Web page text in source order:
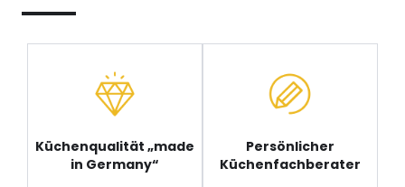
Küchenqualität „made
in Germany“
Persönlicher
Küchenfachberater